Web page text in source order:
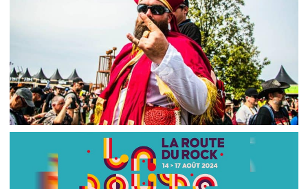
LC/DC #19 – HELLFEST – JEUDI 27 JUIN 2024 –
PODCAST ET PHOTOS
2024-10-04 Festival,LC/DC
Photos,Podcasts